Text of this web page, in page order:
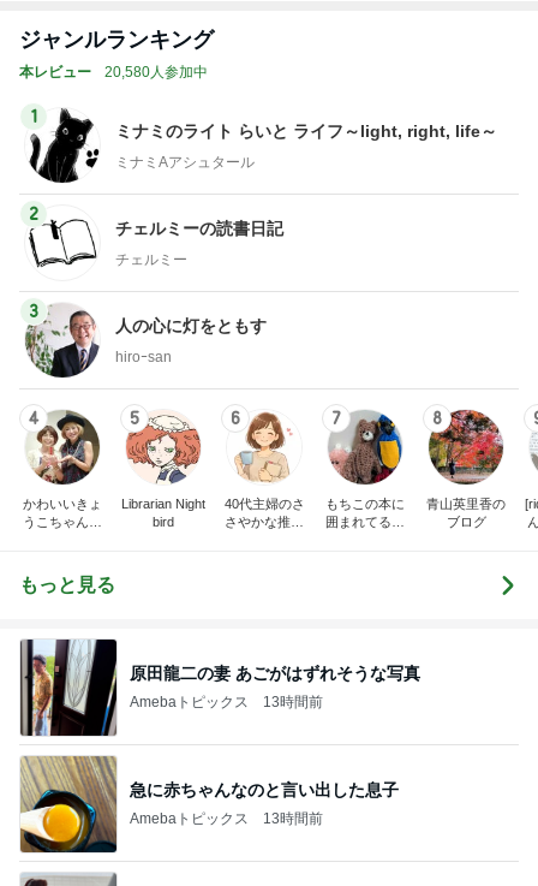
ジャンルランキング
本レビュー 20,580人参加中
1
ミナミのライト らいと ライフ～light, right, life～
ミナミAアシュタール
2
チェルミーの読書日記
チェルミー
3
人の心に灯をともす
hiroｰsan
4
かわいいきょ
うこちゃんブ
5
Librarian Night
bird
6
40代主婦のさ
さやかな推し
7
もちこの本に
囲まれてるブ
8
青山英里香の
ブログ
もっと見る
原田龍二の妻 あごがはずれそうな写真
Amebaトピックス 13時間前
急に赤ちゃんなのと言い出した息子
Amebaトピックス 13時間前